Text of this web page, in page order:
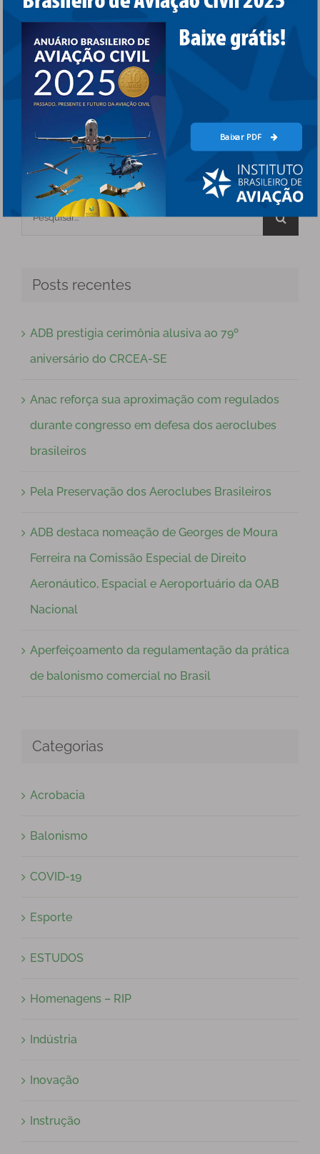
79º aniversário do
CRCEA-SE
09.07.2026 | 0 Comentários
congresso em
Buscar
Posts recentes
ADB prestigia cerimônia alusiva ao 79º
aniversário do CRCEA-SE
Anac reforça sua aproximação com regulados
durante congresso em defesa dos aeroclubes
brasileiros
Pela Preservação dos Aeroclubes Brasileiros
ADB destaca nomeação de Georges de Moura
Ferreira na Comissão Especial de Direito
Aeronáutico, Espacial e Aeroportuário da OAB
Nacional
Aperfeiçoamento da regulamentação da prática
de balonismo comercial no Brasil
Categorias
Acrobacia
Balonismo
COVID-19
Esporte
ESTUDOS
Homenagens – RIP
Indústria
Inovação
Instrução
Baixar PDF